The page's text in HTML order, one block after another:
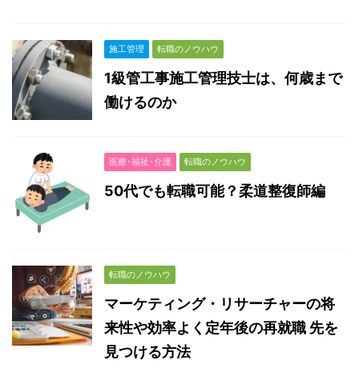
施工管理 転職のノウハウ
1級管工事施工管理技士は、何歳まで
働けるのか
医療･福祉･介護 転職のノウハウ
50代でも転職可能？柔道整復師編
転職のノウハウ
マーケティング・リサーチャーの将
来性や効率よく定年後の再就職 先を
見つける方法